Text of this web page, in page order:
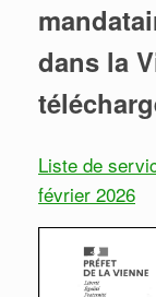
dans la
Liste de
février 2026